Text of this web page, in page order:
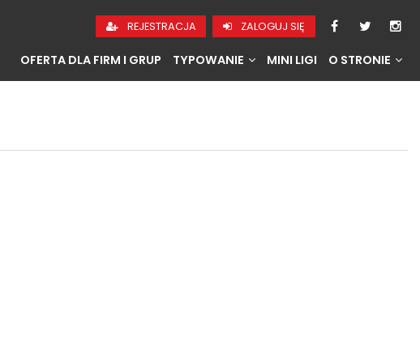
REJESTRACJA ZALOGUJ SIĘ
OFERTA DLA FIRM I GRUP TYPOWANIE MINI LIGI O STRONIE